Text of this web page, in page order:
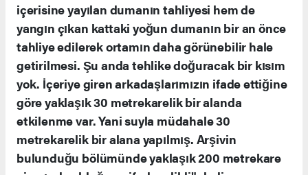
içerisine yayılan dumanın tahliyesi hem de
yangın çıkan kattaki yoğun dumanın bir an önce
tahliye edilerek ortamın daha görünebilir hale
getirilmesi. Şu anda tehlike doğuracak bir kısım
yok. İçeriye giren arkadaşlarımızın ifade ettiğine
göre yaklaşık 30 metrekarelik bir alanda
etkilenme var. Yani suyla müdahale 30
metrekarelik bir alana yapılmış. Arşivin
bulunduğu bölümünde yaklaşık 200 metrekare